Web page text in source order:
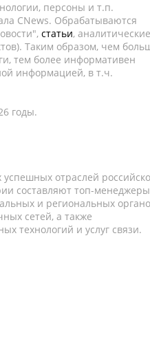
персоны и т.п.
CNews. Обрабатываются
статьи, аналитические
Таким образом, чем
тем более информативен
информацией, в т.ч.
годы.
отраслей
составляют топ-
и региональных
сетей, а также
технологий и услуг связи.